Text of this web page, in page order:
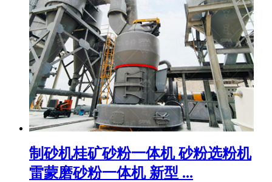
制砂机桂矿砂粉一体机 砂粉选粉机
雷蒙磨砂粉一体机 新型 ...